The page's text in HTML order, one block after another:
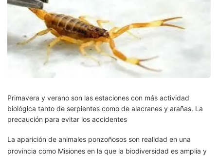
Primavera y verano son las estaciones con más actividad
biológica tanto de serpientes como de alacranes y arañas. La
precaución para evitar los accidentes
La aparición de animales ponzoñosos son realidad en una
provincia como Misiones en la que la biodiversidad es amplia y